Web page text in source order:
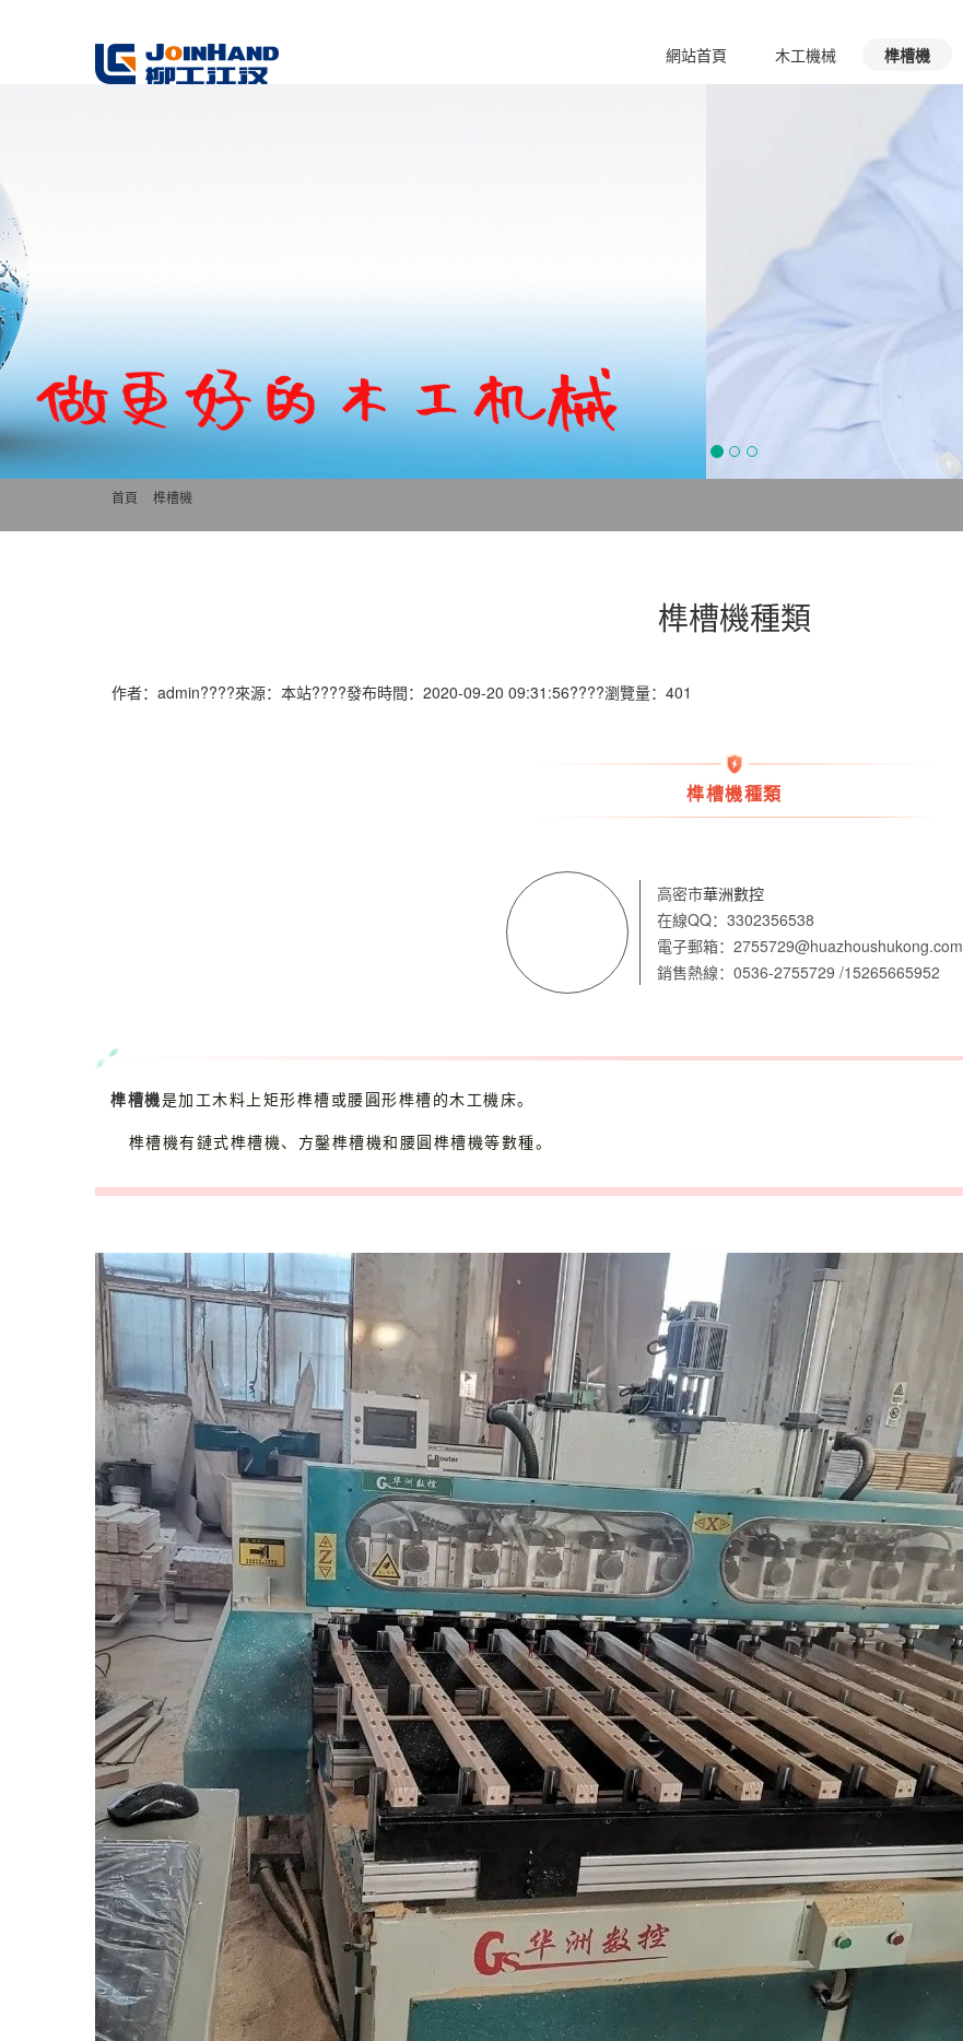
網站首頁
木工機械 榫槽機
首頁 榫槽機
榫槽機種類
作者：admin????來源：本站????發布時間：2020-09-20 09:31:56????瀏覽量：401
榫槽機種類
高密市華洲數控
在線QQ：3302356538
電子郵箱：2755729@huazhoushukong.com
銷售熱線：0536-2755729 /15265665952
榫槽機是加工木料上矩形榫槽或腰圓形榫槽的木工機床。
榫槽機有鏈式榫槽機、方鑿榫槽機和腰圓榫槽機等數種。